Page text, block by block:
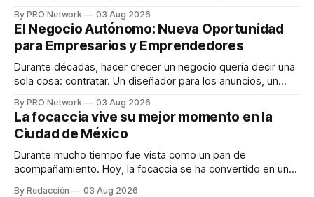
INTERIUS, el problema suele estar en otro lugar. Durante
una entrevista para el podcast SER PRO, el especialista en
marketing digital explicó que
By PRO Network 03 Aug 2026
El Negocio Autónomo: Nueva Oportunidad
para Empresarios y Emprendedores
Durante décadas, hacer crecer un negocio quería decir una
sola cosa: contratar. Un diseñador para los anuncios, un
para los textos, alguien que supiera de publicidad digital
para encontrar prospectos, un vendedor para atender
llamadas y mensajes, y —con suerte— una persona
By PRO Network 03 Aug 2026
La focaccia vive su mejor momento en la
Ciudad de México
Durante mucho tiempo fue vista como un pan de
acompañamiento. Hoy, la focaccia se ha convertido en uno
By Redacción 03 Aug 2026